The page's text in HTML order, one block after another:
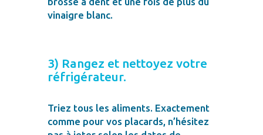
vinaigre blanc.
3) Rangez et nettoyez votre
réfrigérateur.
Triez tous les aliments. Exactement
comme pour vos placards, n’hésitez